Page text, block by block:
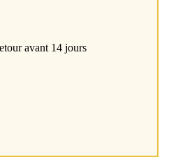
avant 14 jours